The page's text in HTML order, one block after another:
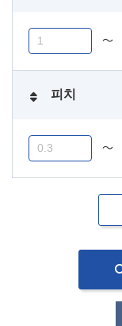
〜
피치
〜